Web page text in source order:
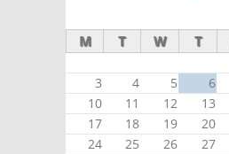
M T W T
3
4 5 6
10
11 12 13
17
18 19 20
24
25 26 27